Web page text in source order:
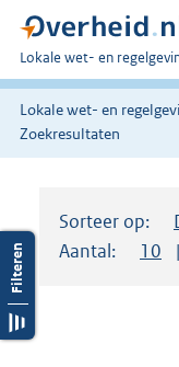
U
bent
hier:
Lokale wet- en
Lokale wet- en
Zoekresultaten
Sorteer op:
Aantal:
Toon
10